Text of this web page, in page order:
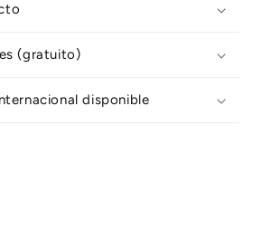
(gratuito)
disponible